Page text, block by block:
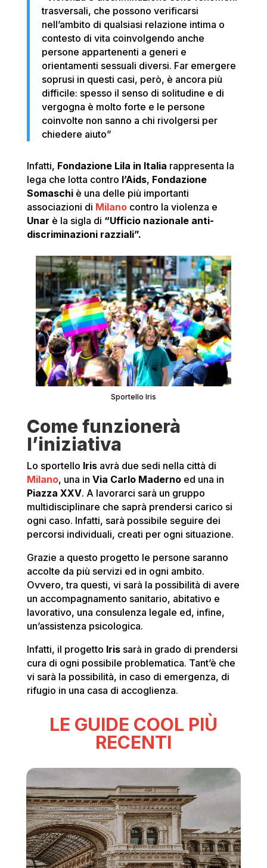
trasversali, che possono verificarsi
nell’ambito di qualsiasi relazione intima o
contesto di vita coinvolgendo anche
persone appartenenti a generi e
orientamenti sessuali diversi. Far emergere
soprusi in questi casi, però, è ancora più
difficile: spesso il senso di solitudine e di
vergogna è molto forte e le persone
coinvolte non sanno a chi rivolgersi per
chiedere aiuto”
Infatti, Fondazione Lila in Italia rappresenta la
lega che lotta contro l’Aids, Fondazione
Somaschiè una delle più importanti
associazioni di Milano contro la violenza e
Unar è la sigla di “Ufficio nazionale anti-
discriminazioni razziali”.
Sportello Iris
Come funzionerà
l’iniziativa
Lo sportello Irisavrà due sedi nella città di
Milano, una in Via Carlo Madernoed una in
Piazza XXV. A lavorarci sarà un gruppo
multidisciplinare che saprà prendersi carico si
ogni caso. Infatti, sarà possibile seguire dei
percorsi individuali, creati per ogni situazione.
Grazie a questo progetto le persone saranno
accolte da più servizi ed in ogni ambito.
Ovvero, tra questi, vi sarà la possibilità di avere
un accompagnamento sanitario, abitativo e
lavorativo, una consulenza legale ed, infine,
un’assistenza psicologica.
Infatti, il progetto Irissarà in grado di prendersi
cura di ogni possibile problematica. Tant’è che
vi sarà la possibilità, in caso di emergenza, di
rifugio in una casa di accoglienza.
LE GUIDE COOL PIÙ
RECENTI